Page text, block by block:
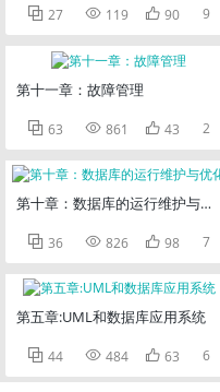
 27  119  90 9
第十一章：故障管理
 63  861  43 2
第十章：数据库的运行维护与优化
 36  826  98 7
第五章:UML和数据库应用系统
 44  484  63 6